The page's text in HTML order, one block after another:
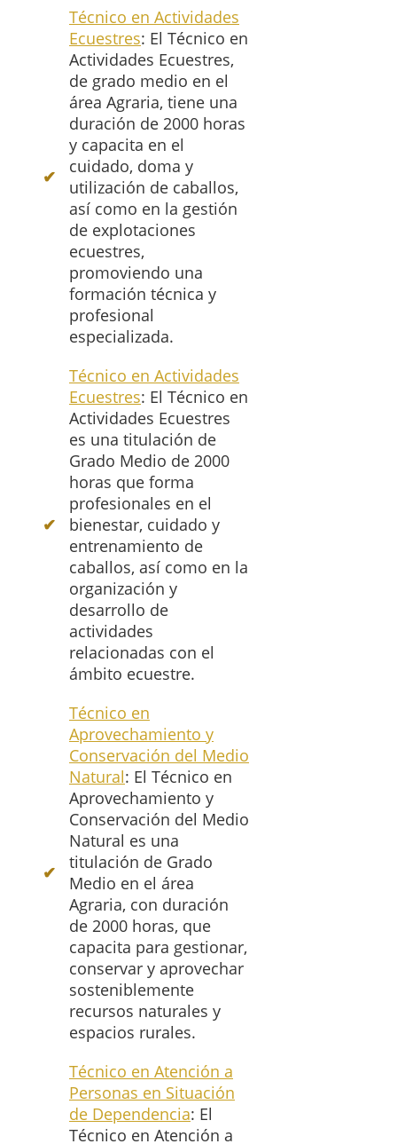
Técnico en Actividades
Ecuestres: El Técnico en
Actividades Ecuestres,
de grado medio en el
área Agraria, tiene una
duración de 2000 horas
y capacita en el
cuidado, doma y
utilización de caballos,
así como en la gestión
de explotaciones
ecuestres,
promoviendo una
formación técnica y
profesional
especializada.
Técnico en Actividades
Ecuestres: El Técnico en
Actividades Ecuestres
es una titulación de
Grado Medio de 2000
horas que forma
profesionales en el
bienestar, cuidado y
entrenamiento de
caballos, así como en la
organización y
desarrollo de
actividades
relacionadas con el
ámbito ecuestre.
Técnico en
Aprovechamiento y
Conservación del Medio
Natural: El Técnico en
Aprovechamiento y
Conservación del Medio
Natural es una
titulación de Grado
Medio en el área
Agraria, con duración
de 2000 horas, que
capacita para gestionar,
conservar y aprovechar
sosteniblemente
recursos naturales y
espacios rurales.
Técnico en Atención a
Personas en Situación
de Dependencia: El
Técnico en Atención a